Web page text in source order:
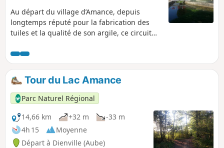
Au départ du village d’Amance, depuis
longtemps réputé pour la fabrication des
tuiles et la qualité de son argile, ce circuit
quelques vues larges sur la campagne et la
traversée du village de la Ville-au-Bois.
Tour du Lac Amance
Parc Naturel Régional
14,66 km
+32 m
-33 m
4h 15
Moyenne
Départ à Dienville (Aube)